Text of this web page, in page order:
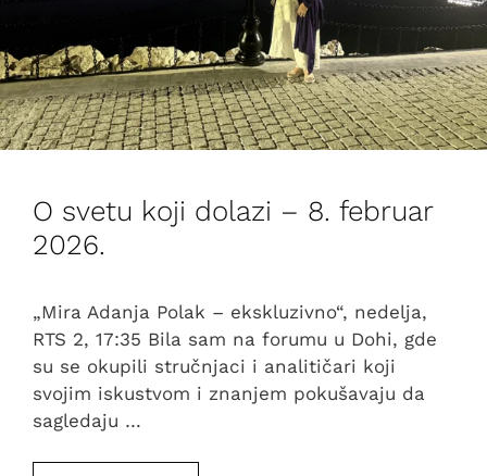
O svetu koji dolazi – 8. februar
2026.
„Mira Adanja Polak – ekskluzivno“, nedelja,
RTS 2, 17:35 Bila sam na forumu u Dohi, gde
su se okupili stručnjaci i analitičari koji
svojim iskustvom i znanjem pokušavaju da
sagledaju …